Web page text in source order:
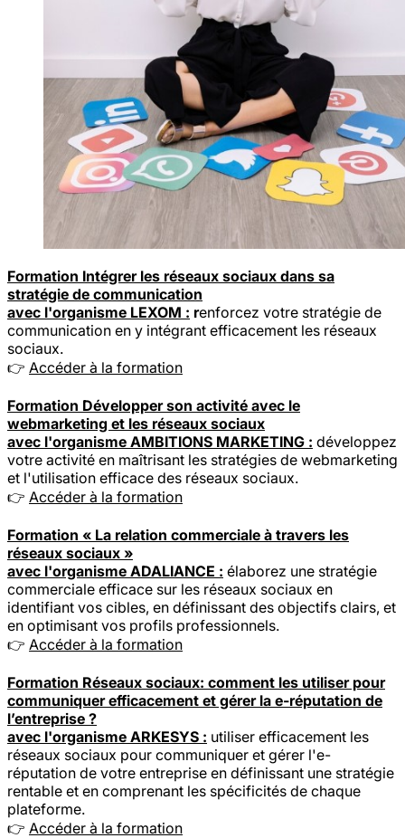
Formation Intégrer les réseaux sociaux dans sa
stratégie de communication
avec l'organisme LEXOM : renforcez votre stratégie de
communication en y intégrant efficacement les réseaux
sociaux.
👉 Accéder à la formation
Formation Développer son activité avec le
webmarketing et les réseaux sociaux
avec l'organisme AMBITIONS MARKETING : développez
votre activité en maîtrisant les stratégies de webmarketing
et l'utilisation efficace des réseaux sociaux.
👉 Accéder à la formation
Formation « La relation commerciale à travers les
réseaux sociaux »
avec l'organisme ADALIANCE : élaborez une stratégie
commerciale efficace sur les réseaux sociaux en
identifiant vos cibles, en définissant des objectifs clairs, et
en optimisant vos profils professionnels.
👉 Accéder à la formation
Formation Réseaux sociaux: comment les utiliser pour
communiquer efficacement et gérer la e-réputation de
l’entreprise ?
avec l'organisme ARKESYS : utiliser efficacement les
réseaux sociaux pour communiquer et gérer l'e-
réputation de votre entreprise en définissant une stratégie
rentable et en comprenant les spécificités de chaque
plateforme.
👉 Accéder à la formation